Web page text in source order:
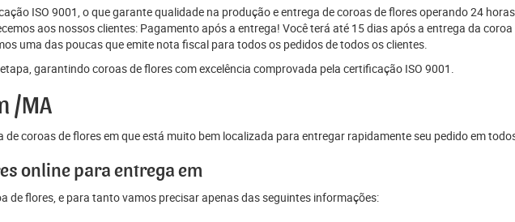
ISO 9001, o que garante qualidade na produção e entrega de coroas de flores operando 24
aos nossos clientes: Pagamento após a entrega! Você terá até 15 dias após a entrega da
uma das poucas que emite nota fiscal para todos os pedidos de todos os clientes.
garantindo coroas de flores com excelência comprovada pela certificação ISO 9001.
/MA
coroas de flores em que está muito bem localizada para entregar rapidamente seu pedido em
online para entrega em
de flores, e para tanto vamos precisar apenas das seguintes informações: